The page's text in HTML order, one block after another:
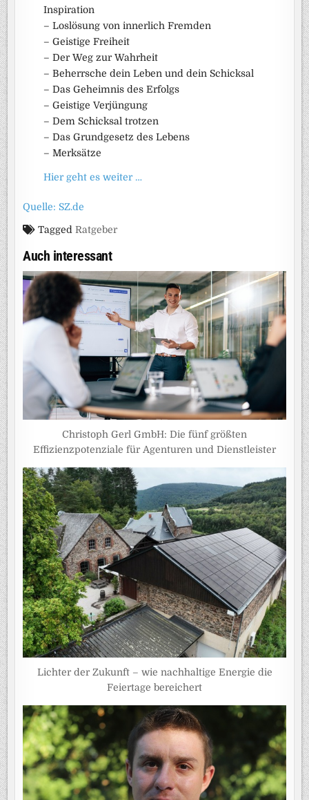
Inspiration
– Loslösung von innerlich Fremden
– Geistige Freiheit
– Der Weg zur Wahrheit
– Beherrsche dein Leben und dein Schicksal
– Das Geheimnis des Erfolgs
– Geistige Verjüngung
– Dem Schicksal trotzen
– Das Grundgesetz des Lebens
– Merksätze
Hier geht es weiter …
Quelle: SZ.de
TaggedRatgeber
Auch interessant
Christoph Gerl GmbH: Die fünf größten
Effizienzpotenziale für Agenturen und Dienstleister
Lichter der Zukunft – wie nachhaltige Energie die
Feiertage bereichert